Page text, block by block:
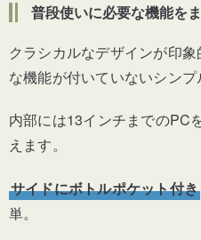
普段使いに必要な機能を
クラシカルなデザインが印象
な機能が付いていないシンプ
内部には13インチまでのPC
えます。
サイドにボトルポケット付き
単。